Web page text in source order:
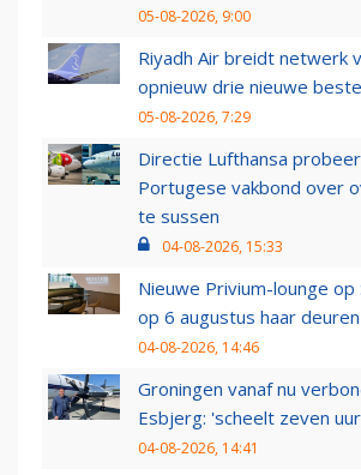
05-08-2026, 9:00
Riyadh Air breidt netwerk
opnieuw drie nieuwe
05-08-2026, 7:29
Directie Lufthansa
Portugese vakbond over
te sussen
04-08-2026, 15:33
Nieuwe Privium-lounge op
op 6 augustus haar deuren
04-08-2026, 14:46
Groningen vanaf nu
Esbjerg: 'scheelt zeven
04-08-2026, 14:41